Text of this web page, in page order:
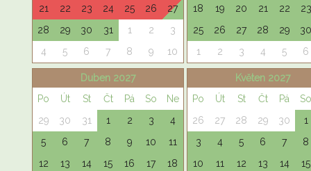
21
22 23 24 25 26
27
28
29 30 31 1 2
3
4
5 6 7 8 9 10
18
19 20 21 22
23
25
26 27 28 29
30
1
2 3 4 5 6
Duben 2027
Po
Út St Čt Pá So
Ne
29
30 31 1 2 3
4
5
6 7 8 9 10
11
12
13 14 15 16 17
18
Květen 2027
Po
Út St Čt Pá
So
26
27 28 29 30
1
3
4 5 6 7
8
10
11 12 13 14
15